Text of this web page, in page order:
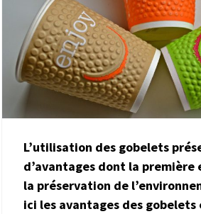
L’utilisation des gobelets
d’avantages dont la première
la préservation de
ici les avantages des gobelets